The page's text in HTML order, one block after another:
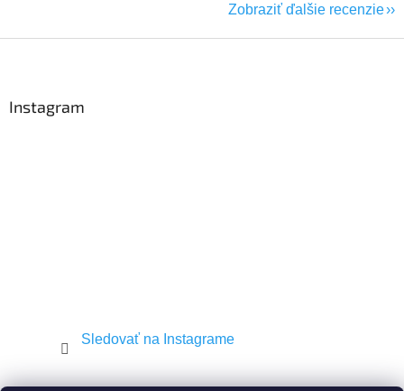
Zobraziť ďalšie recenzie
Instagram
Sledovať na Instagrame